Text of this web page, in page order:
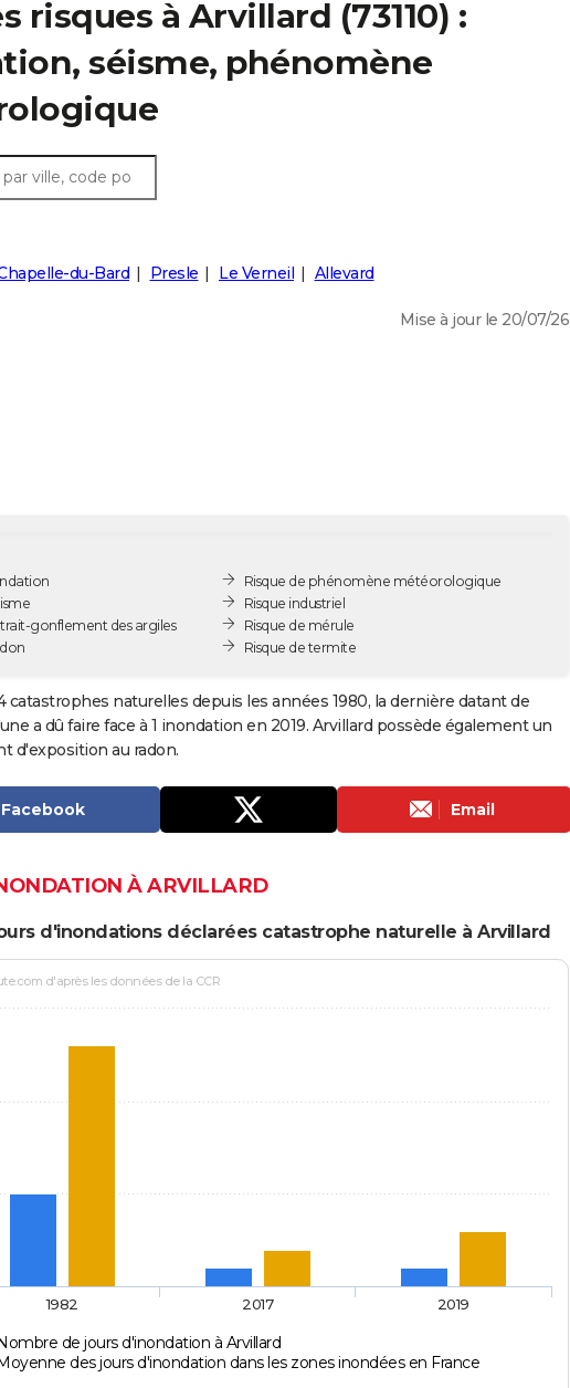
risques à Arvillard (73110) :
séisme, phénomène
du-Bard Presle Le Verneil Allevard
Mise à jour le 20/07/26
gonflement des argiles
Risque de phénomène météorologique
Risque industriel
Risque de mérule
Risque de termite
catastrophes naturelles depuis les années 1980, la dernière datant de
a dû faire face à 1 inondation en 2019. Arvillard possède également un
d'exposition au radon.
Facebook Email
À ARVILLARD
d'inondations déclarées catastrophe naturelle à Arvillard
d'après les données de la CCR
de jours d'inondation à Arvillard
des jours d'inondation dans les zones inondées en France
1982 2017 2019